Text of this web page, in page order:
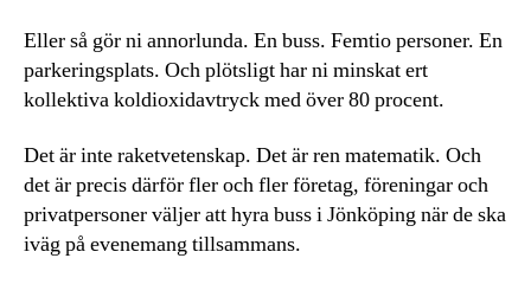
Eller så gör ni annorlunda. En buss. Femtio personer. En
parkeringsplats. Och plötsligt har ni minskat ert
kollektiva koldioxidavtryck med över 80 procent.
Det är inte raketvetenskap. Det är ren matematik. Och
det är precis därför fler och fler företag, föreningar och
privatpersoner väljer att hyra buss i Jönköping när de ska
iväg på evenemang tillsammans.